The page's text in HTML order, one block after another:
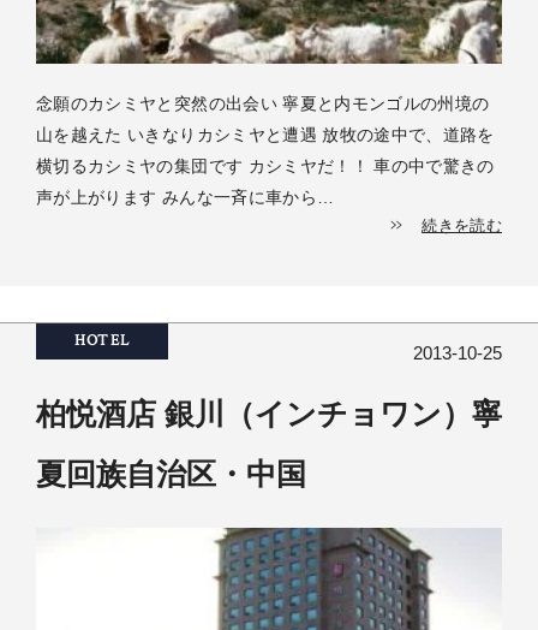
念願のカシミヤと突然の出会い 寧夏と内モンゴルの州境の
山を越えた いきなりカシミヤと遭遇 放牧の途中で、道路を
横切るカシミヤの集団です カシミヤだ！！ 車の中で驚きの
声が上がります みんな一斉に車から…
続きを読む
HOTEL
2013-10-25
柏悦酒店 銀川（インチョワン）寧
夏回族自治区・中国